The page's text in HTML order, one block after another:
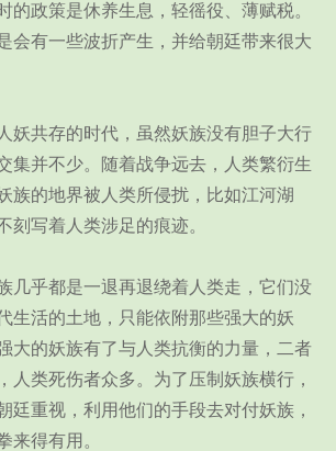
的政策是休养生息，轻徭役、薄赋税。
会有一些波折产生，并给朝廷带来很大
共存的时代，虽然妖族没有胆子大行
集并不少。随着战争远去，人类繁衍生
族的地界被人类所侵扰，比如江河湖
刻写着人类涉足的痕迹。
乎都是一退再退绕着人类走，它们没
生活的土地，只能依附那些强大的妖
大的妖族有了与人类抗衡的力量，二者
人类死伤者众多。为了压制妖族横行，
廷重视，利用他们的手段去对付妖族，
来得有用。